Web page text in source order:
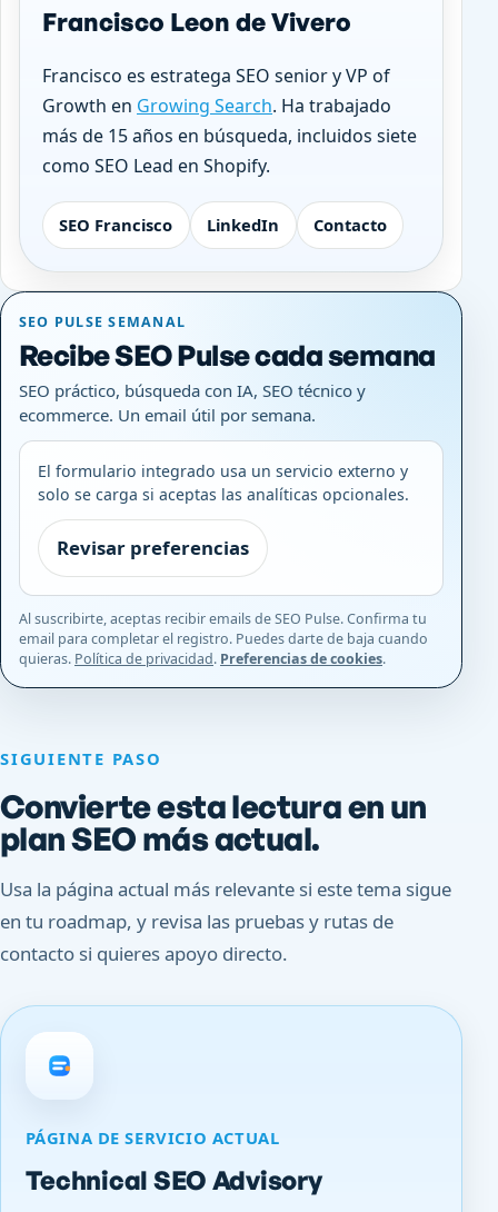
Francisco Leon de Vivero
Francisco es estratega SEO senior y VP of
Growth en Growing Search. Ha trabajado
más de 15 años en búsqueda, incluidos siete
como SEO Lead en Shopify.
SEO Francisco LinkedIn Contacto
SEO PULSE SEMANAL
Recibe SEO Pulse cada semana
SEO práctico, búsqueda con IA, SEO técnico y
ecommerce. Un email útil por semana.
El formulario integrado usa un servicio externo y
solo se carga si aceptas las analíticas opcionales.
Revisar preferencias
Al suscribirte, aceptas recibir emails de SEO Pulse. Confirma tu
email para completar el registro. Puedes darte de baja cuando
quieras. Política de privacidad. Preferencias de cookies.
SIGUIENTE PASO
Convierte esta lectura en un
plan SEO más actual.
Usa la página actual más relevante si este tema sigue
en tu roadmap, y revisa las pruebas y rutas de
contacto si quieres apoyo directo.
PÁGINA DE SERVICIO ACTUAL
Technical SEO Advisory